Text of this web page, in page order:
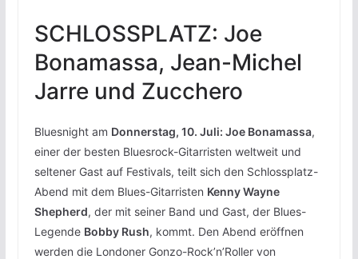
SCHLOSSPLATZ: Joe
Bonamassa, Jean-Michel
Jarre und Zucchero
Bluesnight am Donnerstag, 10. Juli: Joe Bonamassa,
einer der besten Bluesrock-Gitarristen weltweit und
seltener Gast auf Festivals, teilt sich den Schlossplatz-
Abend mit dem Blues-Gitarristen Kenny Wayne
Shepherd, der mit seiner Band und Gast, der Blues-
Legende Bobby Rush, kommt. Den Abend eröffnen
werden die Londoner Gonzo-Rock’n’Roller von